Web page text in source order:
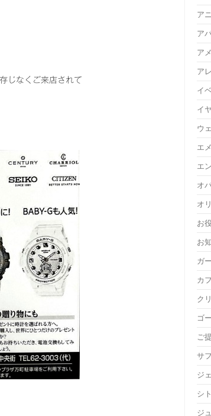
じなくご来店されて
ア
ア
ア
ア
イ
イ
ウ
エ
エ
オ
オ
お
お
ガ
カ
ク
ゴ
ご
サ
ジ
シ
ジ